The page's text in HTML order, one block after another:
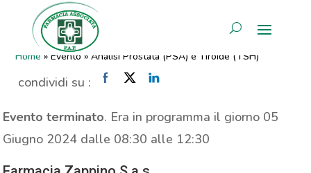
AREA RISERVATA
Analisi Prostata (PSA) e
Tiroide (TSH)
Home »Evento »Analisi Prostata (PSA) e Tiroide (TSH)
condividi su :
Evento terminato. Era in programma il giorno 05
Giugno 2024 dalle 08:30 alle 12:30